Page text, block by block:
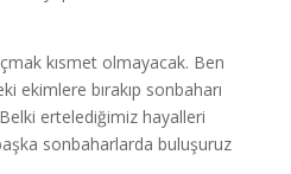
kısmet olmayacak. Ben
ekimlere bırakıp sonbaharı
ertelediğimiz hayalleri
sonbaharlarda buluşuruz